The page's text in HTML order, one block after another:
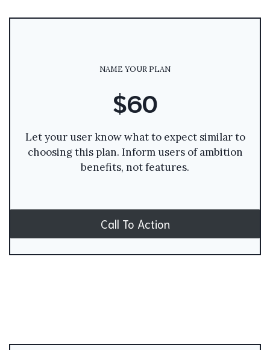
NAME YOUR PLAN
$60
Let your user know what to expect similar to
choosing this plan. Inform users of ambition
benefits, not features.
Call To Action